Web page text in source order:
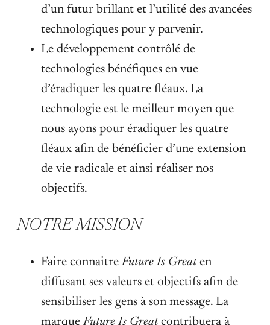
d’un futur brillant et l’utilité des avancées
technologiques pour y parvenir.
Le développement contrôlé de
technologies bénéfiques en vue
d’éradiquer les quatre fléaux. La
technologie est le meilleur moyen que
nous ayons pour éradiquer les quatre
fléaux afin de bénéficier d’une extension
de vie radicale et ainsi réaliser nos
objectifs.
NOTRE MISSION
Faire connaitreFuture Is Greaten
diffusant ses valeurs et objectifs afin de
sensibiliser les gens à son message. La
marqueFuture Is Greatcontribuera à